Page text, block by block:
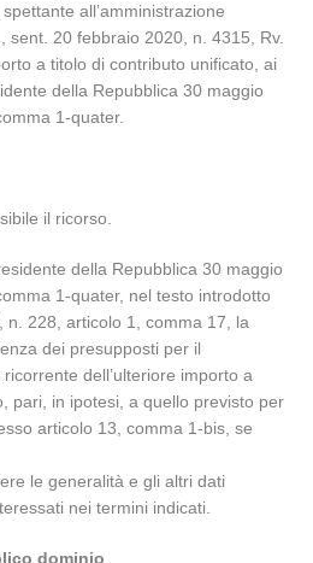
all’amministrazione
sent. 20 febbraio 2020, n. 4315, Rv.
a titolo di contributo unificato, ai
della Repubblica 30 maggio
1-quater.
il ricorso.
della Repubblica 30 maggio
1-quater, nel testo introdotto
n. 228, articolo 1, comma 17, la
dei presupposti per il
dell’ulteriore importo a
pari, in ipotesi, a quello previsto per
articolo 13, comma 1-bis, se
le generalità e gli altri dati
nei termini indicati.
dominio